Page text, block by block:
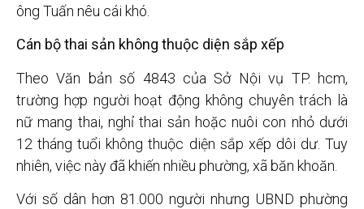
ông Tuấn nêu cái khó.
Cán bộ thai sản không thuộc diện sắp xếp
Theo Văn bản số 4843 của Sở Nội vụ TP. hcm,
trường hợp người hoạt động không chuyên trách là
nữ mang thai, nghỉ thai sản hoặc nuôi con nhỏ dưới
12 tháng tuổi không thuộc diện sắp xếp dôi dư. Tuy
nhiên, việc này đã khiến nhiều phường, xã băn khoăn.
Với số dân hơn 81.000 người nhưng UBND phường